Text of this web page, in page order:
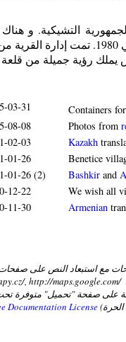
شخصا يعيشون في بنتيس. القرية أصبحت جزءا من بلدة سفتلا ناد سزافو في
03-31
Containers
08-08
Photos from
02-03
Kazakh
01-26
Benetice
01-26 (2)
Bashkir and
12-22
We wish all
11-30
Armenian
مع استبعاد النص على
, http://maps.google.com/
على صفحة "تحميل" متوفرة
Documentation License